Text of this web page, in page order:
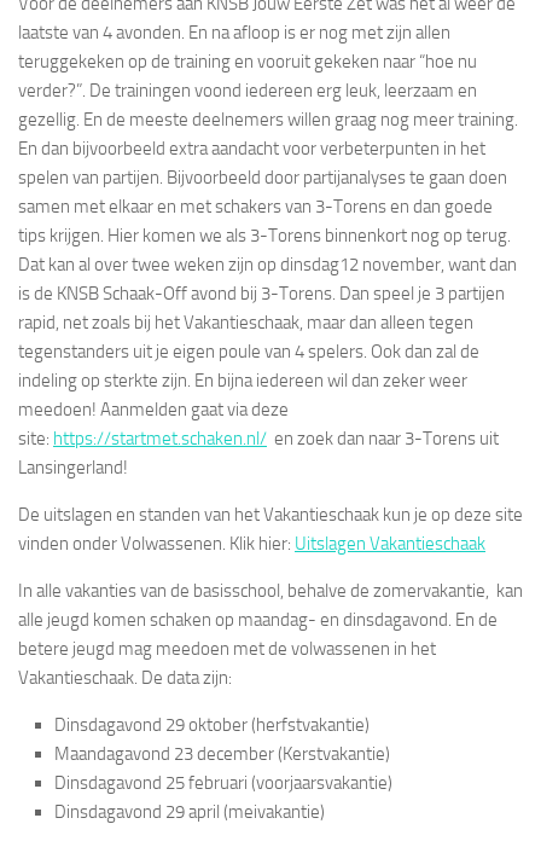
laatste van 4 avonden. En na afloop is er nog met zijn allen
teruggekeken op de training en vooruit gekeken naar “hoe nu
verder?”. De trainingen voond iedereen erg leuk, leerzaam en
gezellig. En de meeste deelnemers willen graag nog meer training.
En dan bijvoorbeeld extra aandacht voor verbeterpunten in het
spelen van partijen. Bijvoorbeeld door partijanalyses te gaan doen
samen met elkaar en met schakers van 3-Torens en dan goede
tips krijgen. Hier komen we als 3-Torens binnenkort nog op terug.
Dat kan al over twee weken zijn op dinsdag12 november, want dan
is de KNSB Schaak-Off avond bij 3-Torens. Dan speel je 3 partijen
rapid, net zoals bij het Vakantieschaak, maar dan alleen tegen
tegenstanders uit je eigen poule van 4 spelers. Ook dan zal de
indeling op sterkte zijn. En bijna iedereen wil dan zeker weer
meedoen! Aanmelden gaat via deze
site: https://startmet.schaken.nl/ en zoek dan naar 3-Torens uit
Lansingerland!
De uitslagen en standen van het Vakantieschaak kun je op deze site
vinden onder Volwassenen. Klik hier: Uitslagen Vakantieschaak
In alle vakanties van de basisschool, behalve de zomervakantie, kan
alle jeugd komen schaken op maandag- en dinsdagavond. En de
betere jeugd mag meedoen met de volwassenen in het
Vakantieschaak. De data zijn:
Dinsdagavond 29 oktober (herfstvakantie)
Maandagavond 23 december (Kerstvakantie)
Dinsdagavond 25 februari (voorjaarsvakantie)
Dinsdagavond 29 april (meivakantie)